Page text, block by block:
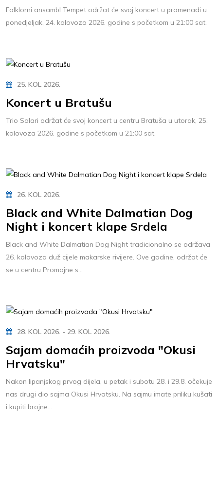
Folklorni ansambl Tempet održat će svoj koncert u promenadi u
ponedjeljak, 24. kolovoza 2026. godine s početkom u 21:00 sat.
25. KOL 2026.
Koncert u Bratušu
Trio Solari održat će svoj koncert u centru Bratuša u utorak, 25.
kolovoza 2026. godine s početkom u 21:00 sat.
26. KOL 2026.
Black and White Dalmatian Dog
Night i koncert klape Srdela
Black and White Dalmatian Dog Night tradicionalno se održava
26. kolovoza duž cijele makarske rivijere. Ove godine, održat će
se u centru Promajne s...
28. KOL 2026. - 29. KOL 2026.
Sajam domaćih proizvoda "Okusi
Hrvatsku"
Nakon lipanjskog prvog dijela, u petak i subotu 28. i 29.8. očekuje
nas drugi dio sajma Okusi Hrvatsku. Na sajmu imate priliku kušati
i kupiti brojne...